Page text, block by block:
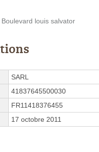
louis salvator
SARL
41837645500030
FR11418376455
17 octobre 2011